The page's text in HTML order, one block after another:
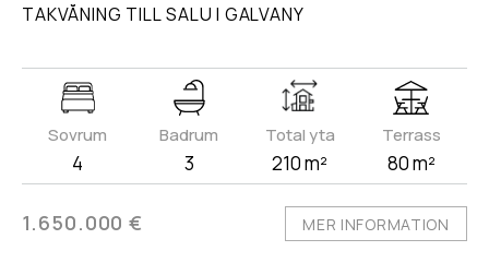
TAKVÅNING TILL SALU I GALVANY
Sovrum
4
Badrum
3
Total yta
210 m²
Terrass
80 m²
1.650.000 € MER INFORMATION